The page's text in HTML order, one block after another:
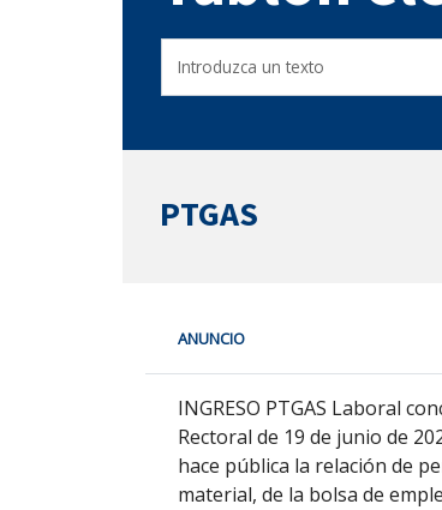
del
de
PTGAS
cada
fila
siguiente
tabla
ANUNCIO
INGRESO PTGAS Laboral
Rectoral de 19 de junio de
hace pública la relación de
material, de la bolsa de